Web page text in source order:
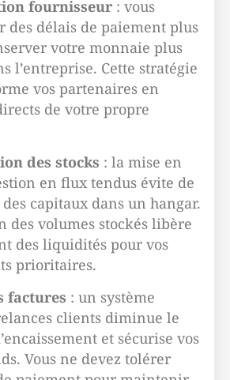
fournisseur : vous
des délais de paiement plus
votre monnaie plus
l’entreprise. Cette stratégie
vos partenaires en
de votre propre
des stocks : la mise en
en flux tendus évite de
capitaux dans un hangar.
des volumes stockés libère
des liquidités pour vos
prioritaires.
factures : un système
clients diminue le
et sécurise vos
Vous ne devez tolérer